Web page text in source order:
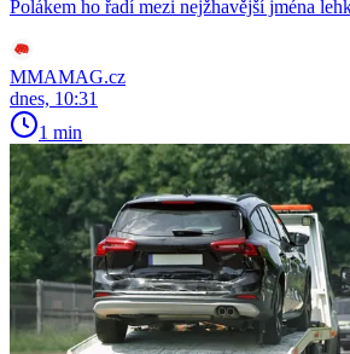
Polákem ho řadí mezi nejžhavější jména
MMAMAG.cz
dnes, 10:31
1 min